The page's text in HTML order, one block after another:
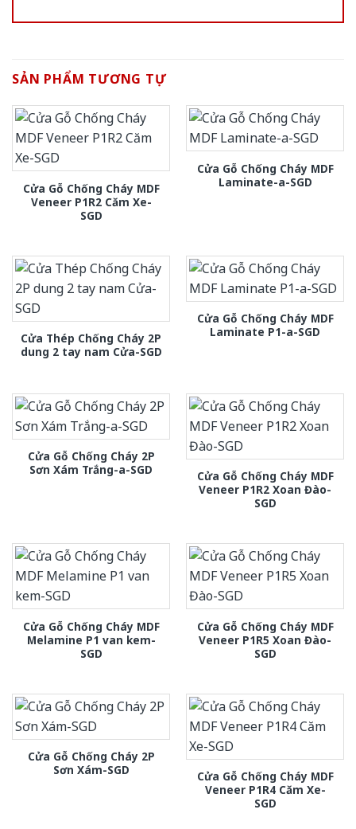
SẢN PHẨM TƯƠNG TỰ
Cửa Gỗ Chống Cháy MDF
Veneer P1R2 Căm Xe-
SGD
Cửa Gỗ Chống Cháy MDF
Laminate-a-SGD
Cửa Thép Chống Cháy 2P
dung 2 tay nam Cửa-SGD
Cửa Gỗ Chống Cháy MDF
Laminate P1-a-SGD
Cửa Gỗ Chống Cháy 2P
Sơn Xám Trắng-a-SGD
Cửa Gỗ Chống Cháy MDF
Veneer P1R2 Xoan Đào-
SGD
Cửa Gỗ Chống Cháy MDF
Melamine P1 van kem-
SGD
Cửa Gỗ Chống Cháy MDF
Veneer P1R5 Xoan Đào-
SGD
Cửa Gỗ Chống Cháy 2P
Sơn Xám-SGD
Cửa Gỗ Chống Cháy MDF
Veneer P1R4 Căm Xe-
SGD